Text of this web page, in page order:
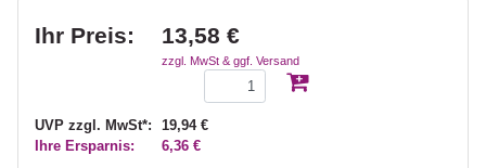
Ihr Preis: 13,58 €
zzgl. MwSt & ggf. Versand
UVP zzgl. MwSt*:
19,94 €
Ihre Ersparnis:
6,36 €